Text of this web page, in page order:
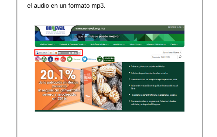
el audio en un formato mp3.